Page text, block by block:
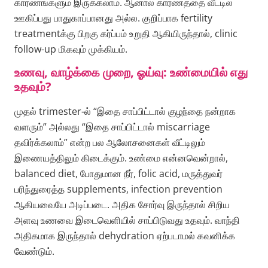
ஊகிப்பது பாதுகாப்பானது அல்ல. குறிப்பாக fertility
treatmentக்கு பிறகு கர்ப்பம் உறுதி ஆகியிருந்தால், clinic
follow-up மிகவும் முக்கியம்.
உணவு, வாழ்க்கை முறை, ஓய்வு: உண்மையில் எது
உதவும்?
முதல் trimester-ல் “இதை சாப்பிட்டால் குழந்தை நன்றாக
வளரும்” அல்லது “இதை சாப்பிட்டால் miscarriage
தவிர்க்கலாம்” என்ற பல ஆலோசனைகள் வீட்டிலும்
இணையத்திலும் கிடைக்கும். உண்மை என்னவென்றால்,
balanced diet, போதுமான நீர், folic acid, மருத்துவர்
பரிந்துரைத்த supplements, infection prevention
ஆகியவையே அடிப்படை. அதிக சோர்வு இருந்தால் சிறிய
அளவு உணவை இடைவெளியில் சாப்பிடுவது உதவும். வாந்தி
அதிகமாக இருந்தால் dehydration ஏற்படாமல் கவனிக்க
வேண்டும்.